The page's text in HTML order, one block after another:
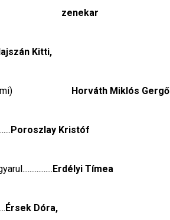
zenekar
Kitti,
Noémi) Horváth Miklós Gergő
Poroszlay Kristóf
Erdélyi Tímea
Érsek Dóra,